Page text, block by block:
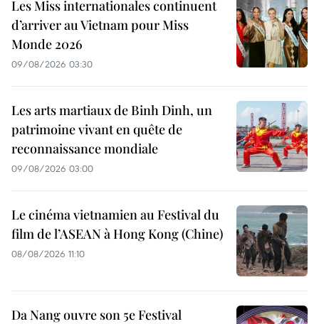
Les Miss internationales continuent
d’arriver au Vietnam pour Miss
Monde 2026
09/08/2026 03:30
Les arts martiaux de Binh Dinh, un
patrimoine vivant en quête de
reconnaissance mondiale
09/08/2026 03:00
Le cinéma vietnamien au Festival du
film de l’ASEAN à Hong Kong (Chine)
08/08/2026 11:10
Da Nang ouvre son 5e Festival